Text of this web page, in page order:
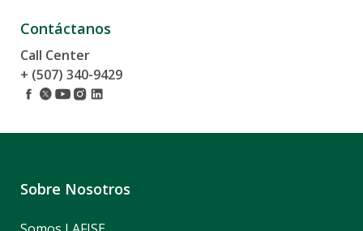
Contáctanos
Call Center
+ (507) 340-9429
Sobre Nosotros